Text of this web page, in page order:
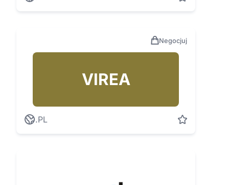
Negocjuj
VIREA
.PL